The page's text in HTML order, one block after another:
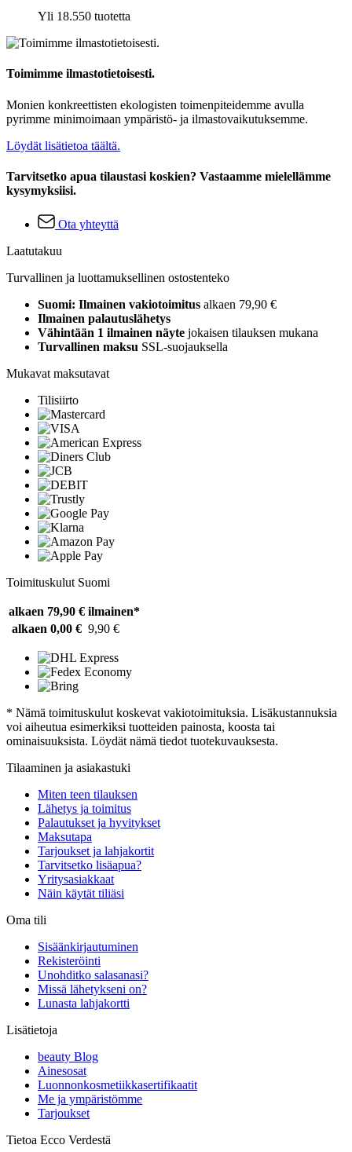
Yli 18.550 tuotetta
Toimimme ilmastotietoisesti.
Monien konkreettisten ekologisten toimenpiteidemme avulla
pyrimme minimoimaan ympäristö- ja ilmastovaikutuksemme.
Löydät lisätietoa täältä.
Tarvitsetko apua tilaustasi koskien? Vastaamme mielellämme
kysymyksiisi.
Ota yhteyttä
Laatutakuu
Turvallinen ja luottamuksellinen ostostenteko
Suomi: Ilmainen vakiotoimitus alkaen 79,90 €
Ilmainen palautuslähetys
Vähintään 1 ilmainen näyte jokaisen tilauksen mukana
Turvallinen maksu SSL-suojauksella
Mukavat maksutavat
Tilisiirto
Toimituskulut Suomi
alkaen 79,90 € ilmainen*
alkaen 0,00 € 9,90 €
* Nämä toimituskulut koskevat vakiotoimituksia. Lisäkustannuksia
voi aiheutua esimerkiksi tuotteiden painosta, koosta tai
ominaisuuksista. Löydät nämä tiedot tuotekuvauksesta.
Tilaaminen ja asiakastuki
Miten teen tilauksen
Lähetys ja toimitus
Palautukset ja hyvitykset
Maksutapa
Tarjoukset ja lahjakortit
Tarvitsetko lisäapua?
Yritysasiakkaat
Näin käytät tiliäsi
Oma tili
Sisäänkirjautuminen
Rekisteröinti
Unohditko salasanasi?
Missä lähetykseni on?
Lunasta lahjakortti
Lisätietoja
beauty Blog
Ainesosat
Luonnonkosmetiikkasertifikaatit
Me ja ympäristömme
Tarjoukset
Tietoa Ecco Verdestä